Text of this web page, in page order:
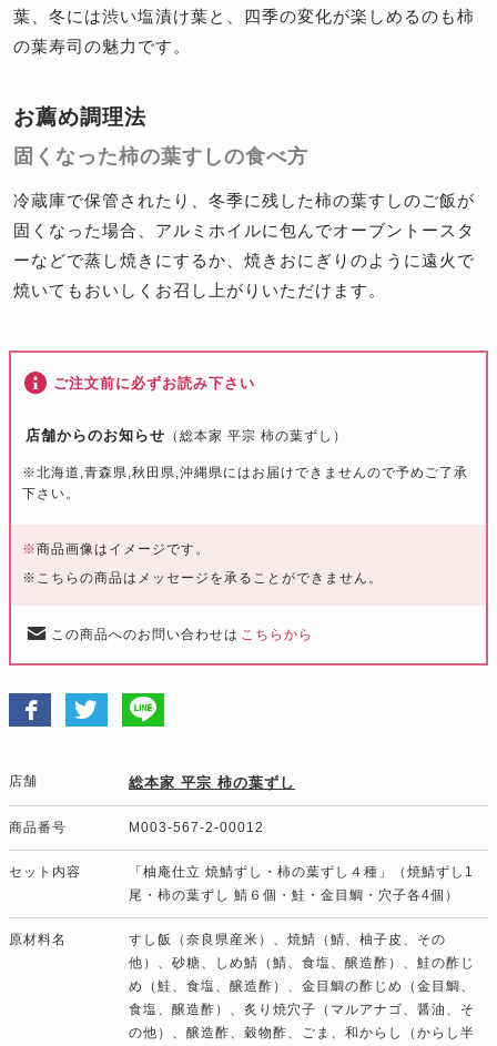
葉、冬には渋い塩漬け葉と、四季の変化が楽しめるのも柿
の葉寿司の魅力です。
お薦め調理法
固くなった柿の葉すしの食べ方
冷蔵庫で保管されたり、冬季に残した柿の葉すしのご飯が
固くなった場合、アルミホイルに包んでオーブントースタ
ーなどで蒸し焼きにするか、焼きおにぎりのように遠火で
焼いてもおいしくお召し上がりいただけます。
ご注文前に必ずお読み下さい
店舗からのお知らせ （総本家 平宗 柿の葉ずし）
※北海道,青森県,秋田県,沖縄県にはお届けできませんので予めご了承
下さい。
※商品画像はイメージです。
※こちらの商品はメッセージを承ることができません。
この商品へのお問い合わせは こちらから
店舗 総本家 平宗 柿の葉ずし
商品番号 M003-567-2-00012
セット内容
「柚庵仕立 焼鯖ずし・柿の葉ずし４種」（焼鯖ずし1
尾・柿の葉ずし 鯖６個・鮭・金目鯛・穴子各4個）
原材料名
すし飯（奈良県産米）、焼鯖（鯖、柚子皮、その
他）、砂糖、しめ鯖（鯖、食塩、醸造酢）、鮭の酢じ
め（鮭、食塩、醸造酢）、金目鯛の酢じめ（金目鯛、
食塩、醸造酢）、炙り焼穴子（マルアナゴ、醤油、そ
の他）、醸造酢、穀物酢、ごま、和からし（からし半